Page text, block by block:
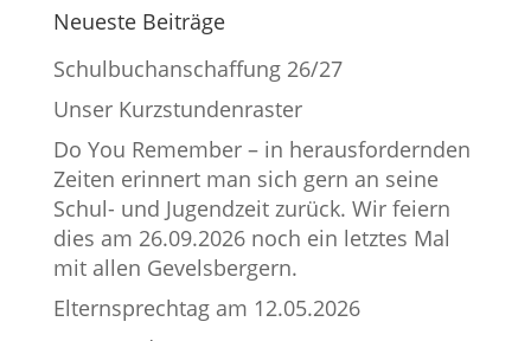
Neueste Beiträge
Schulbuchanschaffung 26/27
Unser Kurzstundenraster
Do You Remember – in herausfordernden
Zeiten erinnert man sich gern an seine
Schul- und Jugendzeit zurück. Wir feiern
dies am 26.09.2026 noch ein letztes Mal
mit allen Gevelsbergern.
Elternsprechtag am 12.05.2026